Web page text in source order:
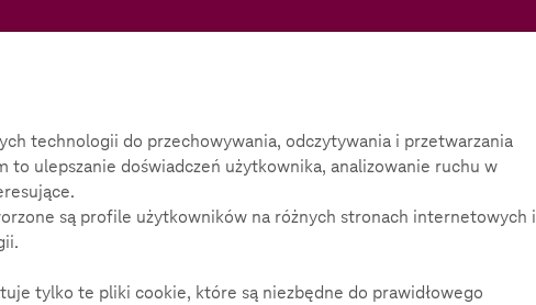
technologii do przechowywania, odczytywania i przetwarzania
ulepszanie doświadczeń użytkownika, analizowanie ruchu w
są profile użytkowników na różnych stronach internetowych i
tylko te pliki cookie, które są niezbędne do prawidłowego